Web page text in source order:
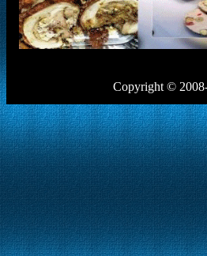
Copyright ©